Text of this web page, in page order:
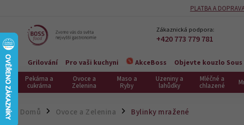
PLATBA A
Zákaznická podpora:
+420 773 779 781
Grilování Pro vaši kuchyni AkceBoss Objevte kouzlo Sous
Pekárna a
cukrárna
Ovoce a
Zelenina
Maso a
Ryby
Uzeniny a
lahůdky
Mléčné a
chlazené
Domů / Ovoce a Zelenina / Bylinky mražené